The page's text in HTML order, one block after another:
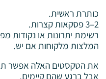
כותרת ראשית.
רשימת יתרונות או נקודות
המלצות מלקוחות אם יש.
את הטקסטים האלה אפשר
אבל ברגע שהם קיימים.